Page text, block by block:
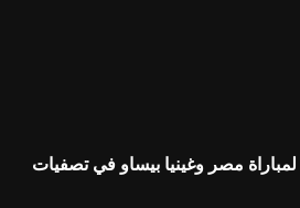
لمباراة مصر وغينيا بيساو في تصفيات